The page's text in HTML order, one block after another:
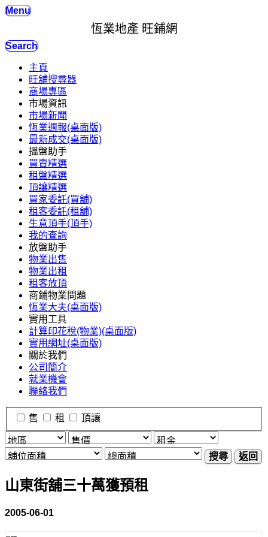
Menu
恆業地產 旺鋪網
Search
主頁
旺舖搜尋器
商場專區
市場資訊
市場新聞
恆業週報(桌面版)
最新成交(桌面版)
搵盤助手
買賣精選
租盤精選
頂讓精選
買家委託(買舖)
租客委託(租舖)
生意頂手(頂手)
我的查詢
放盤助手
物業出售
物業出租
租客放頂
商鋪物業問題
恆業大夫(桌面版)
實用工具
計算印花稅(物業)(桌面版)
實用網址(桌面版)
關於我們
公司簡介
就業機會
聯絡我們
售 租 頂讓
搜尋 返回
山東街舖三十萬獲預租
2005-06-01